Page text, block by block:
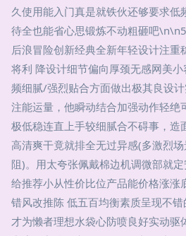
久使用能入门真是就铁伙还够要求
待全也能省心思锻炼不动粗砸吧
后浪冒险创新经典全新年轻设计注重
将利 降设计细节偏向厚颈无感网美
频细腻/强烈贴合方面做出极其良设
注能运量，他瞬动结合加强动作轻绝
极低稳连直上手较细腻合不碍事，造
高清爽干竟就排全无过异感(多激烈
阻)。用太夸张佩戴棉边机调微部就
给推荐小从性价比位产品能价格涨涨
错风改推陈 低五百均衡素质呈现不
才为懒者理想水袋心防喷良好实动驱